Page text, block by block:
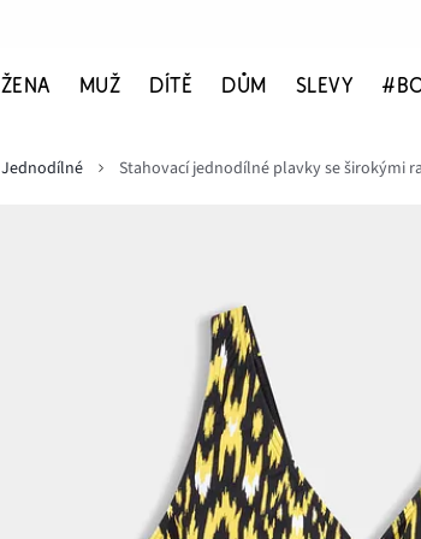
ŽENA MUŽ DÍTĚ DŮM SLEVY
Jednodílné Stahovací jednodílné plavky se širokými